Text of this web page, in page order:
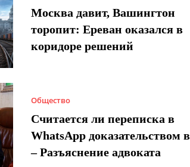
Москва давит, Вашингтон
торопит: Ереван оказался в
коридоре решений
Общество
Считается ли переписка в
WhatsApp доказательством в
– Разъяснение адвоката